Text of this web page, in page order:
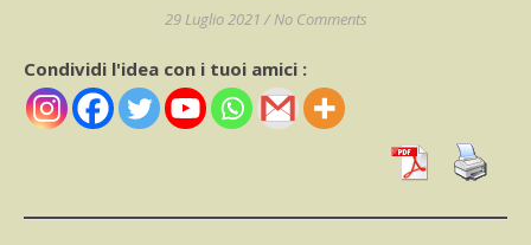
29 Luglio 2021 / No Comments
Condividi l'idea con i tuoi amici :